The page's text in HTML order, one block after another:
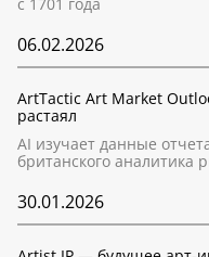
06.02.2026
ArtTactic Art Market
растаял
AI изучает данные
британского аналитика
30.01.2026